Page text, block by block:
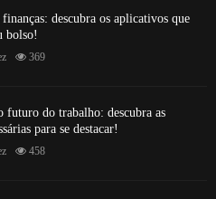
descubra os aplicativos que
bolso!
369
futuro do trabalho: descubra as
para se destacar!
458